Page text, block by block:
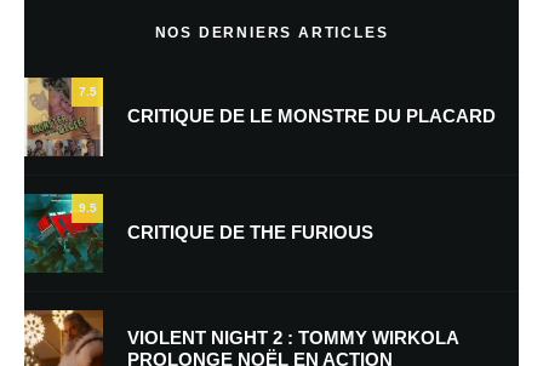
Nom*
NOS DERNIERS ARTICLES
7.5
CRITIQUE DE LE MONSTRE DU PLACARD
9.5
CRITIQUE DE THE FURIOUS
VIOLENT NIGHT 2 : TOMMY WIRKOLA
PROLONGE NOËL EN ACTION